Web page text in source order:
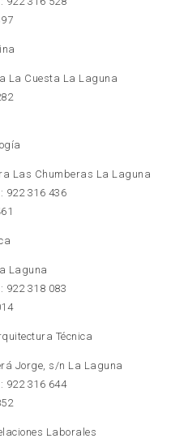
La Cuesta La Laguna
Las Chumberas La Laguna
922 316 436
Laguna
922 318 083
Técnica
Jorge, s/n La Laguna
922 316 644
Laborales